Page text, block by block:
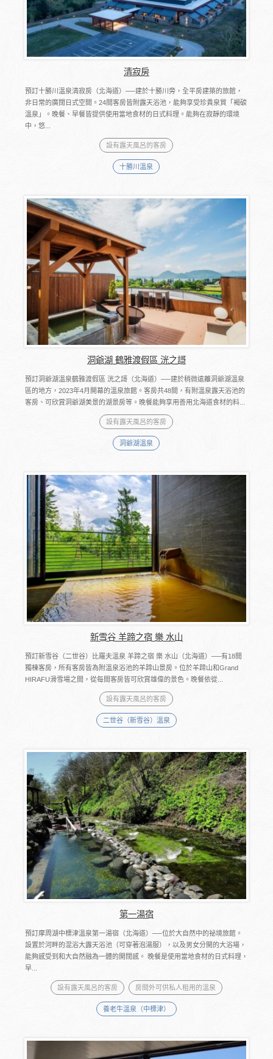
清寂房
預訂十勝川溫泉清寂房（北海道）──建於十勝川旁，全平房建築的旅館，
非日常的廣闊日式空間。24間客房皆附露天浴池，能夠享受珍貴泉質「褐碳
溫泉」。晚餐、早餐皆提供使用當地食材的日式料理。能夠在寂靜的環境
中，悠...
設有露天風呂的客房
十勝川溫泉
洞爺湖 鶴雅渡假區 洸之謌
預訂洞爺湖溫泉鶴雅渡假區 洸之謌（北海道）──建於稍微遠離洞爺湖溫泉
區的地方，2023年4月開幕的溫泉旅館。客房共48間，有附溫泉露天浴池的
客房、可欣賞洞爺湖美景的湖景房等。晚餐能夠享用善用北海道食材的料...
設有露天風呂的客房
洞爺湖溫泉
新雪谷 羊蹄之宿 樂 水山
預訂新雪谷（二世谷）比羅夫溫泉 羊蹄之宿 樂 水山（北海道）──有18間
獨棟客房，所有客房皆為附溫泉浴池的羊蹄山景房。位於羊蹄山和Grand
HIRAFU滑雪場之間，從每間客房皆可欣賞雄偉的景色。晚餐依從...
設有露天風呂的客房
二世谷（新雪谷）溫泉
第一湯宿
預訂摩周湖中標津溫泉第一湯宿（北海道）──位於大自然中的祕境旅館。
設置於河畔的混浴大露天浴池（可穿著泡湯服），以及男女分開的大浴場，
能夠感受到和大自然融為一體的開闊感。 ​晚餐是使用當地食材的日式料理，
早...
設有露天風呂的客房 房間外可供私人租用的溫泉
養老牛溫泉（中標津）